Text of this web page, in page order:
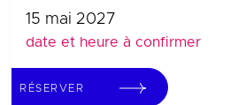
15 mai 2027
date et heure à confirmer
RÉSERVER